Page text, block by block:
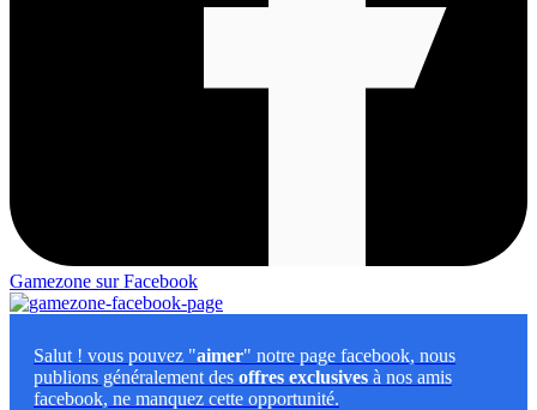
Gamezone sur Facebook
Salut ! vous pouvez "aimer" notre page facebook, nous
publions généralement des offres exclusives à nos amis
facebook, ne manquez cette opportunité.